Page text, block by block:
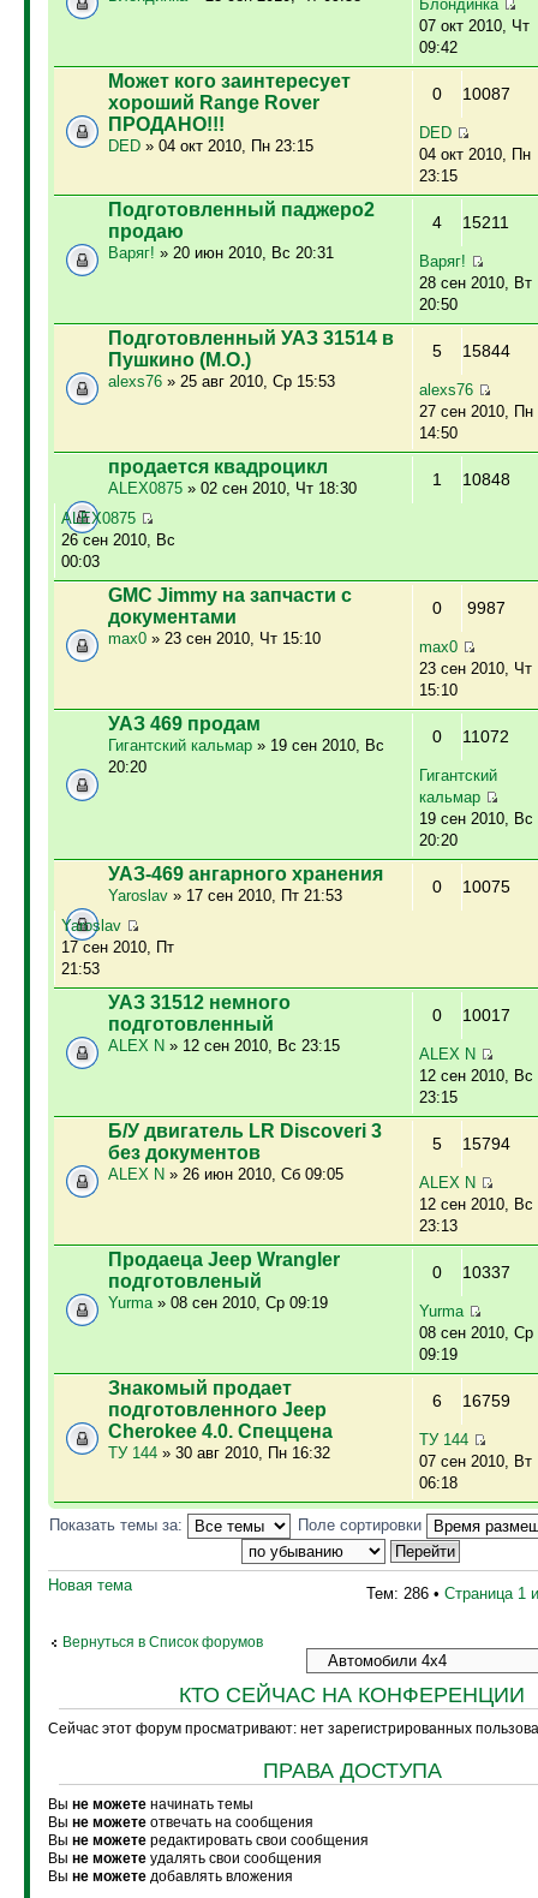
Блондинка
07 окт 2010, Чт
09:42
Может кого заинтересует
хороший Range Rover
ПРОДАНО!!!
DED» 04 окт 2010, Пн 23:15
0 10087
DED
04 окт 2010, Пн
23:15
Подготовленный паджеро2
продаю
Варяг! » 20 июн 2010, Вс 20:31
4 15211
Варяг!
28 сен 2010, Вт
20:50
Подготовленный УАЗ 31514 в
Пушкино (М.О.)
alexs76» 25 авг 2010, Ср 15:53
5 15844
alexs76
27 сен 2010, Пн
14:50
продается квадроцикл
ALEX0875» 02 сен 2010, Чт 18:30 1 10848
ALEX0875
26 сен 2010, Вс
00:03
GMC Jimmy на запчасти с
документами
max0» 23 сен 2010, Чт 15:10
0 9987
max0
23 сен 2010, Чт
15:10
УАЗ 469 продам
Гигантский кальмар» 19 сен 2010, Вс
20:20
0 11072
Гигантский
кальмар
19 сен 2010, Вс
20:20
УАЗ-469 ангарного хранения
Yaroslav» 17 сен 2010, Пт 21:53 0 10075
Yaroslav
17 сен 2010, Пт
21:53
УАЗ 31512 немного
подготовленный
ALEX N » 12 сен 2010, Вс 23:15
0 10017
ALEX N
12 сен 2010, Вс
23:15
Б/У двигатель LR Discoveri 3
без документов
ALEX N » 26 июн 2010, Сб 09:05
5 15794
ALEX N
12 сен 2010, Вс
23:13
Продаеца Jeep Wrangler
подготовленый
Yurma» 08 сен 2010, Ср 09:19
0 10337
Yurma
08 сен 2010, Ср
09:19
Знакомый продает
подготовленного Jeep
Cherokee 4.0. Спеццена
ТУ 144» 30 авг 2010, Пн 16:32
6 16759
ТУ 144
07 сен 2010, Вт
06:18
Показать темы за: Поле сортировки
Новая тема Тем: 286 • Страница 1
Вернуться в Список форумов
КТО СЕЙЧАС НА КОНФЕРЕНЦИИ
Сейчас этот форум просматривают: нет зарегистрированных
ПРАВА ДОСТУПА
Вы не можетеначинать темы
Вы не можетеотвечать на сообщения
Вы не можетередактировать свои сообщения
Вы не можетеудалять свои сообщения
Вы не можетедобавлять вложения